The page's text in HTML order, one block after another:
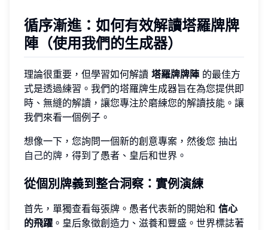
循序漸進：如何有效解讀塔羅牌牌
陣（使用我們的生成器）
理論很重要，但學習如何解讀 塔羅牌牌陣 的最佳方
式是透過練習。我們的塔羅牌生成器旨在為您提供即
時、無縫的解讀，讓您專注於磨練您的解讀技能。讓
我們來看一個例子。
想像一下，您詢問一個新的創意專案，然後您 抽出
自己的牌 ，得到了愚者、皇后和世界。
從個別牌義到整合洞察：實例演練
首先，單獨查看每張牌。愚者代表新的開始和 信心
的飛躍 。皇后象徵創造力、滋養和豐盛。世界標誌著